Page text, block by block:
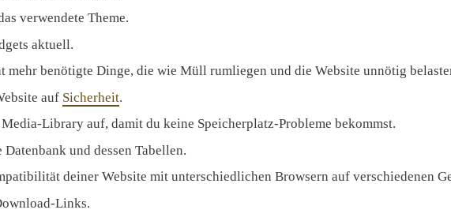
verwendete Theme.
aktuell.
mehr benötigte Dinge, die wie Müll rumliegen und die Website unnötig
auf Sicherheit.
Media-Library auf, damit du keine Speicherplatz-Probleme bekommst.
und dessen Tabellen.
deiner Website mit unterschiedlichen Browsern auf verschiedenen
Links.